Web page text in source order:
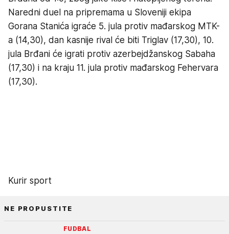
Naredni duel na pripremama u Sloveniji ekipa
Gorana Stanića igraće 5. jula protiv mađarskog MTK-
a (14,30), dan kasnije rival će biti Triglav (17,30), 10.
jula Brđani će igrati protiv azerbejdžanskog Sabaha
(17,30) i na kraju 11. jula protiv mađarskog Fehervara
(17,30).
Kurir sport
NE PROPUSTITE
FUDBAL